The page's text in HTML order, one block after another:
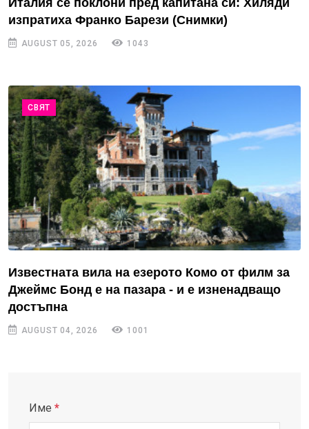
Италия се поклони пред капитана си: Хиляди
изпратиха Франко Барези (Снимки)
AUGUST 05, 2026 1043
СВЯТ
Известната вила на езерото Комо от филм за
Джеймс Бонд е на пазара - и е изненадващо
достъпна
AUGUST 04, 2026 1001
Име *